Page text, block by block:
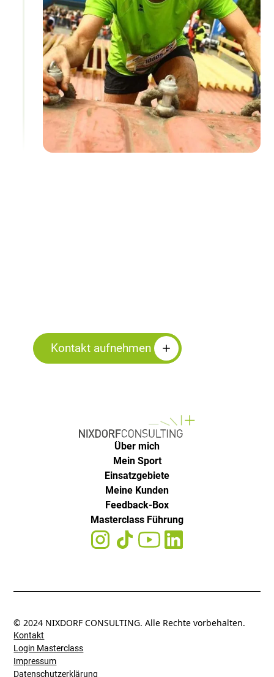
Kontakt aufnehmen
Über mich
Mein Sport
Einsatzgebiete
Meine Kunden
Feedback-Box
Masterclass Führung
© 2024 NIXDORF CONSULTING. Alle Rechte vorbehalten.
Kontakt
Login Masterclass
Impressum
Datenschutzerklärung